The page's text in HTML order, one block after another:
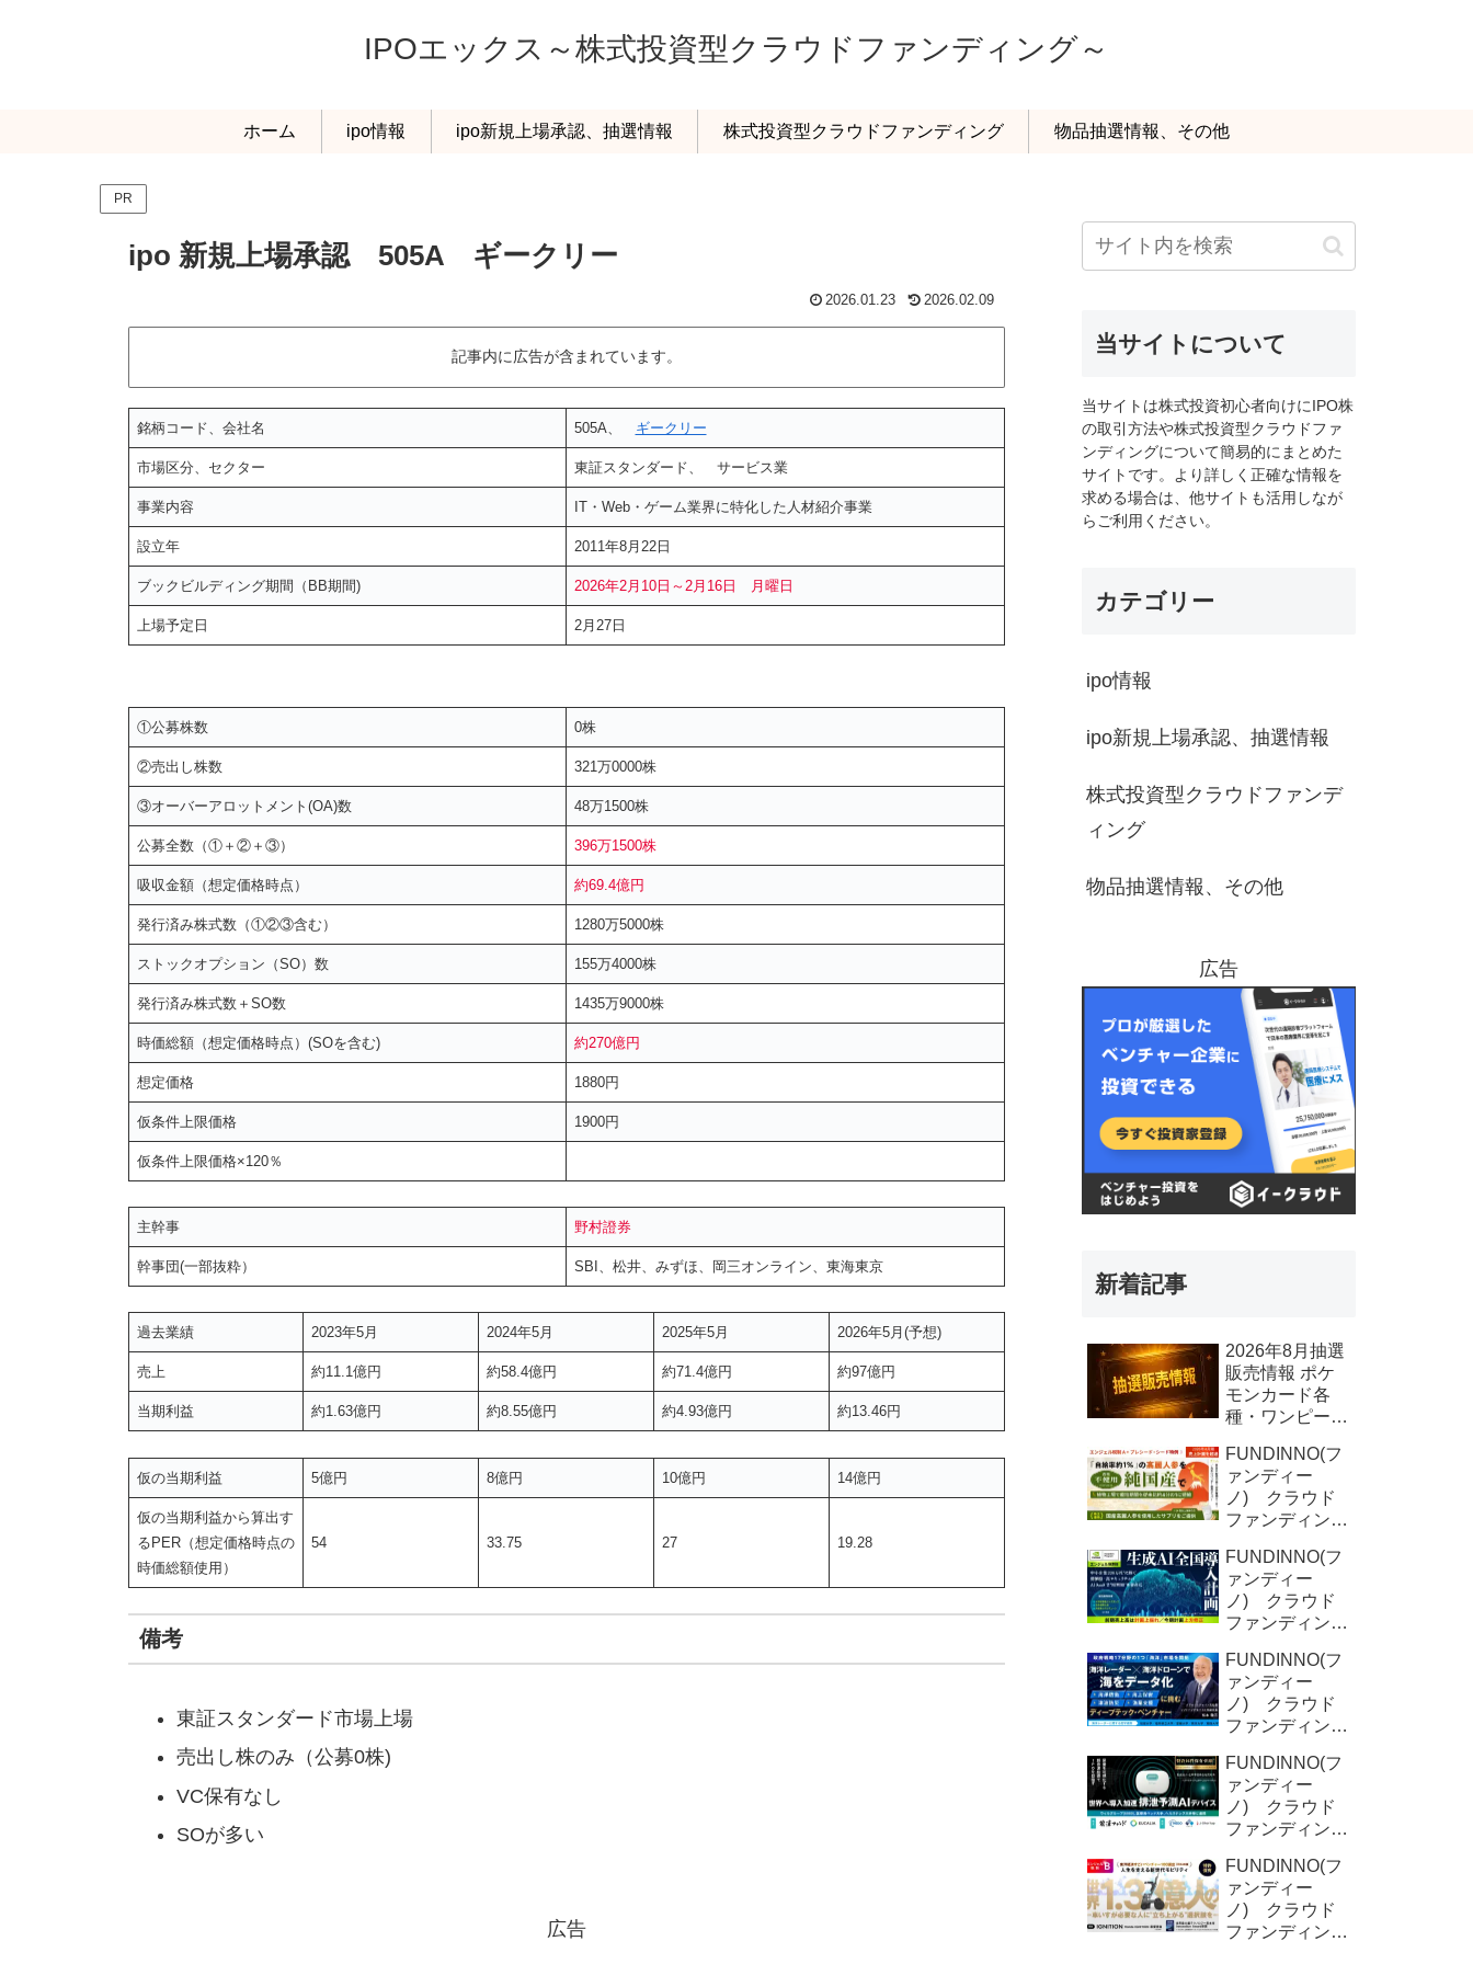
IPOエックス～株式投資型クラウドファンディング～
ホーム ipo情報 ipo新規上場承認、抽選情報 株式投資型クラウドファンディング 物品抽選情報、その他
PR
ipo 新規上場承認 505A ギークリー
2026.01.23 2026.02.09
記事内に広告が含まれています。
銘柄コード、会社名 505A、 ギークリー
市場区分、セクター 東証スタンダード、 サービス業
事業内容 IT・Web・ゲーム業界に特化した人材紹介事業
設立年 2011年8月22日
ブックビルディング期間（BB期間) 2026年2月10日～2月16日 月曜日
上場予定日 2月27日
①公募株数 0株
②売出し株数 321万0000株
③オーバーアロットメント(OA)数 48万1500株
公募全数（①＋②＋③） 396万1500株
吸収金額（想定価格時点） 約69.4億円
発行済み株式数（①②③含む） 1280万5000株
ストックオプション（SO）数 155万4000株
発行済み株式数＋SO数 1435万9000株
時価総額（想定価格時点）(SOを含む) 約270億円
想定価格 1880円
仮条件上限価格 1900円
仮条件上限価格×120％
主幹事 野村證券
幹事団(一部抜粋） SBI、松井、みずほ、岡三オンライン、東海東京
過去業績 2023年5月 2024年5月 2025年5月 2026年5月(予想)
売上 約11.1億円 約58.4億円 約71.4億円 約97億円
当期利益 約1.63億円 約8.55億円 約4.93億円 約13.46円
仮の当期利益 5億円 8億円 10億円 14億円
仮の当期利益から算出す
るPER（想定価格時点の
時価総額使用）
54 33.75 27 19.28
備考
東証スタンダード市場上場
売出し株のみ（公募0株)
VC保有なし
SOが多い
広告
当サイトについて
当サイトは株式投資初心者向けにIPO株
の取引方法や株式投資型クラウドファ
ンディングについて簡易的にまとめた
サイトです。より詳しく正確な情報を
求める場合は、他サイトも活用しなが
らご利用ください。
カテゴリー
ipo情報
ipo新規上場承認、抽選情報
株式投資型クラウドファンデ
ィング
物品抽選情報、その他
広告
新着記事
2026年8月抽選
販売情報 ポケ
モンカード各
種・ワンピース
の他
FUNDINNO(フ
ァンディー
ノ) クラウド
ファンディング
報 YD-
Plants (2回目)
FUNDINNO(フ
ァンディー
ノ) クラウド
ファンディング
報 オクシリ
ア株式会社
（2回目)
FUNDINNO(フ
ァンディー
ノ) クラウド
ファンディング
報 ORNIS株
式会社
FUNDINNO(フ
ァンディー
ノ) クラウド
ファンディング
報 DFree株式
会社
FUNDINNO(フ
ァンディー
ノ) クラウド
ファンディング